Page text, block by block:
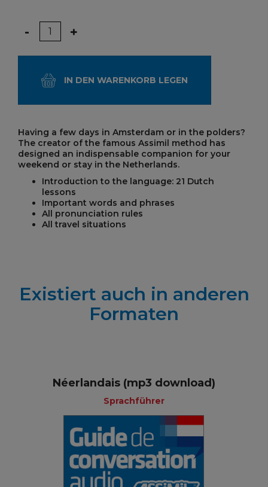
Menge
- +
IN DEN WARENKORB LEGEN
Having a few days in Amsterdam or in the polders?
The creator of the famous Assimil method has
designed an indispensable companion for your
weekend or stay in the Netherlands.
Introduction to the language: 21 Dutch
lessons
Important words and phrases
All pronunciation rules
All travel situations
Existiert auch in anderen
Formaten
Néerlandais (mp3 download)
Sprachführer